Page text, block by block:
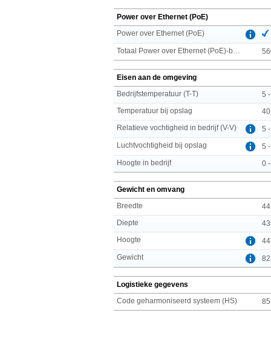
Power over Ethernet (PoE)
Power over Ethernet (PoE)
Eisen aan de omgeving
Bedrijfstemperatuur (T-T)
5
Temperatuur bij opslag
Relatieve vochtigheid in bedrijf (V-V)
5
Luchtvochtigheid bij opslag
5
Hoogte in bedrijf
0
Gewicht en omvang
Breedte
Diepte
Hoogte
Gewicht
Logistieke gegevens
Code geharmoniseerd systeem (HS)